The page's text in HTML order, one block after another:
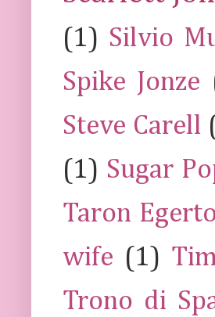
(1) Silvio
Spike Jonze
Steve Carell
(1) Sugar
Taron
wife (1)
Trono di